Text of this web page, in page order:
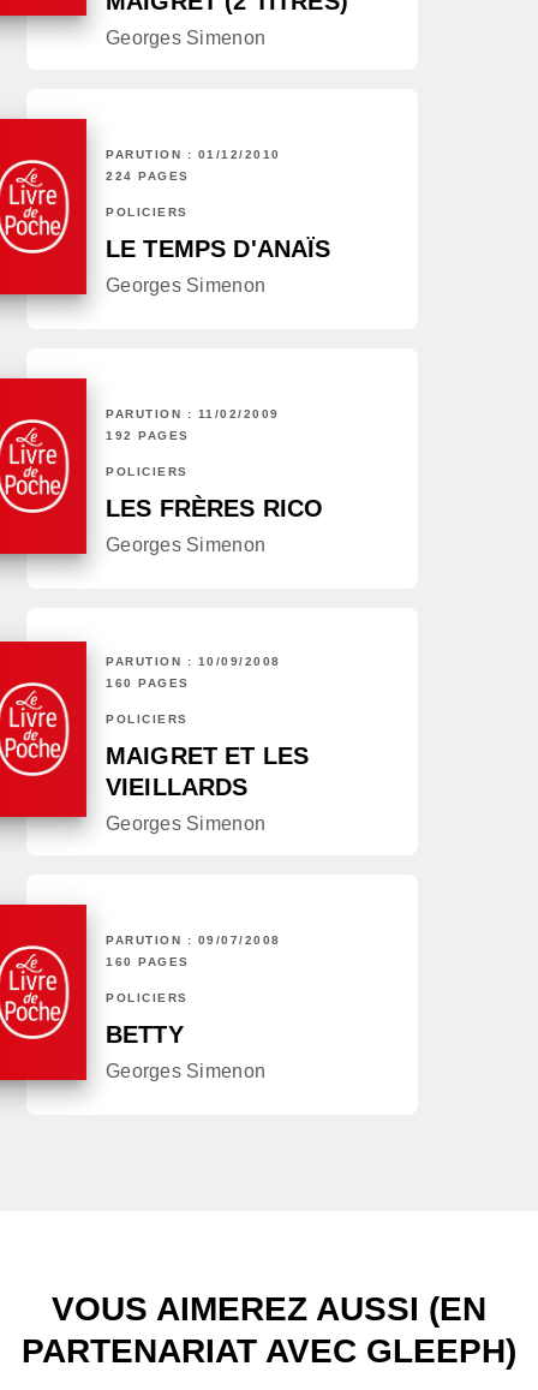
Georges Simenon
PARUTION : 01/12/2010
224 PAGES
POLICIERS
LE TEMPS D'ANAÏS
Georges Simenon
PARUTION : 11/02/2009
192 PAGES
POLICIERS
LES FRÈRES RICO
Georges Simenon
PARUTION : 10/09/2008
160 PAGES
POLICIERS
MAIGRET ET LES
VIEILLARDS
Georges Simenon
PARUTION : 09/07/2008
160 PAGES
POLICIERS
BETTY
Georges Simenon
VOUS AIMEREZ AUSSI (EN
PARTENARIAT AVEC GLEEPH)